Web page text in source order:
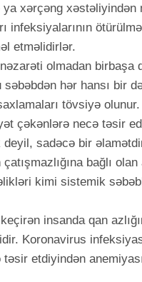
xərçəng xəstəliyindən
infeksiyalarının
etməlidirlər.
nəzarəti olmadan birbaşa
hər hansı bir
tövsiyə olunur.
çəkənlərə necə təsir
sadəcə bir
bağlı
kimi sistemik
insanda qan
Koronavirus
etdiyindən